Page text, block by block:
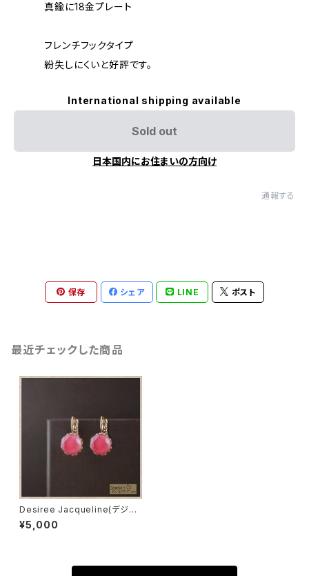
真鍮に18金プレート
フレンチフックタイプ
紛失しにくいと好評です。
International shipping available
Sold out
日本国内にお住まいの方向け
通報する
保存 シェア LINE ポスト
最近チェックした商品
Desiree Jacqueline(デジレ・
ジャクリーヌ）マカロンピアスフ
ランボワーズ
¥5,000